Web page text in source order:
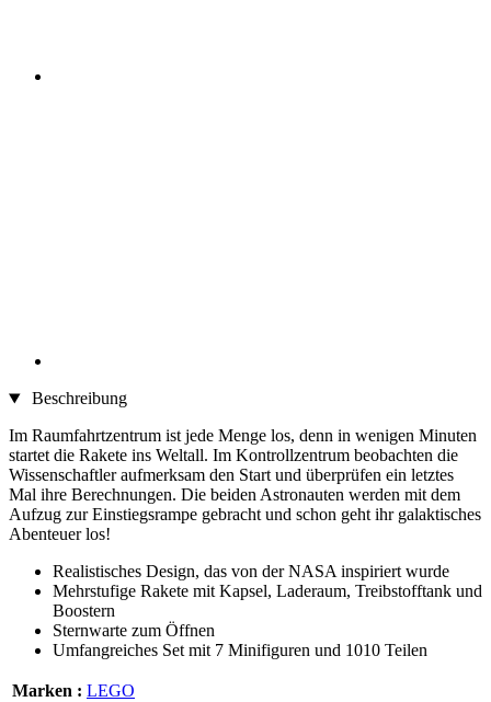
Beschreibung
Im Raumfahrtzentrum ist jede Menge los, denn in wenigen Minuten
startet die Rakete ins Weltall. Im Kontrollzentrum beobachten die
Wissenschaftler aufmerksam den Start und überprüfen ein letztes
Mal ihre Berechnungen. Die beiden Astronauten werden mit dem
Aufzug zur Einstiegsrampe gebracht und schon geht ihr galaktisches
Abenteuer los!
Realistisches Design, das von der NASA inspiriert wurde
Mehrstufige Rakete mit Kapsel, Laderaum, Treibstofftank und
Boostern
Sternwarte zum Öffnen
Umfangreiches Set mit 7 Minifiguren und 1010 Teilen
Marken : LEGO